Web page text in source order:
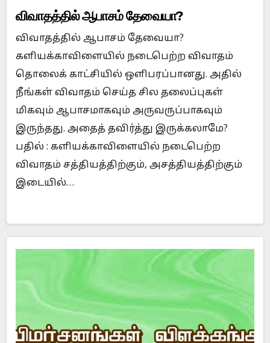
விவாதத்தில் ஆபாசம் தேவையா?
விவாதத்தில் ஆபாசம் தேவையா?
களியக்காவிளையில் நடைபெற்ற விவாதம்
தொலைக் காட்சியில் ஒளிபரப்பானது. அதில்
நீங்கள் விவாதம் செய்த சில தலைப்புகள்
மிகவும் ஆபாசமாகவும் அருவருப்பாகவும்
இருந்தது. அதைத் தவிர்த்து இருக்கலாமே?
பதில் : களியக்காவிளையில் நடைபெற்ற
விவாதம் சத்தியத்திற்கும், அசத்தியத்திற்கும்
இடையில்…